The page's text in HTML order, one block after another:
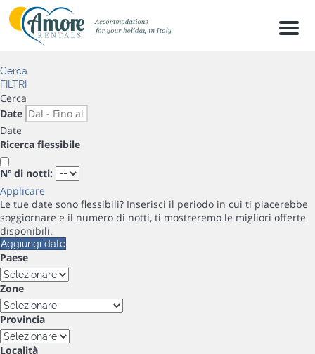
Menu
Cerca
FILTRI
Cerca
Date
Date
Ricerca flessibile
Nº di notti:
Applicare
Le tue date sono flessibili? Inserisci il periodo in cui ti piacerebbe
soggiornare e il numero di notti, ti mostreremo le migliori offerte
disponibili.
Aggiungi date
Paese
Zone
Provincia
Località